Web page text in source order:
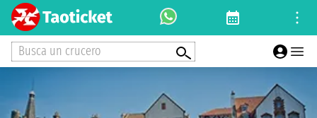
Busca un crucero